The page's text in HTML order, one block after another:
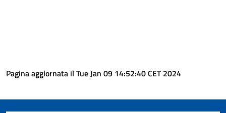
Pagina aggiornata il Tue Jan 09 14:52:40 CET 2024